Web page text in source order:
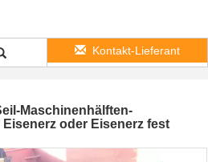
Kontakt-Lieferant
Maschinenhälften-
oder Eisenerz fest